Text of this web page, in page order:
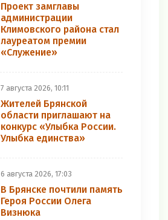
Проект замглавы
администрации
Климовского района стал
лауреатом премии
«Служение»
7 августа 2026, 10:11
Жителей Брянской
области приглашают на
конкурс «Улыбка России.
Улыбка единства»
6 августа 2026, 17:03
В Брянске почтили память
Героя России Олега
Визнюка